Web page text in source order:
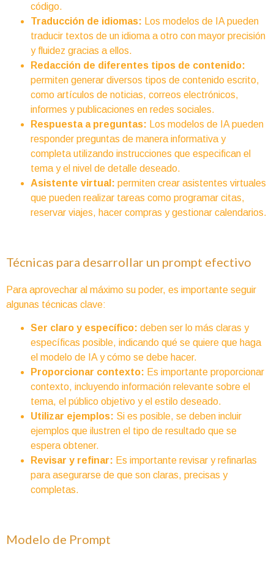
código.
Traducción de idiomas: Los modelos de IA pueden
traducir textos de un idioma a otro con mayor precisión
y fluidez gracias a ellos.
Redacción de diferentes tipos de contenido:
permiten generar diversos tipos de contenido escrito,
como artículos de noticias, correos electrónicos,
informes y publicaciones en redes sociales.
Respuesta a preguntas: Los modelos de IA pueden
responder preguntas de manera informativa y
completa utilizando instrucciones que especifican el
tema y el nivel de detalle deseado.
Asistente virtual: permiten crear asistentes virtuales
que pueden realizar tareas como programar citas,
reservar viajes, hacer compras y gestionar calendarios.
Técnicas para desarrollar un prompt efectivo
Para aprovechar al máximo su poder, es importante seguir
algunas técnicas clave:
Ser claro y específico: deben ser lo más claras y
específicas posible, indicando qué se quiere que haga
el modelo de IA y cómo se debe hacer.
Proporcionar contexto: Es importante proporcionar
contexto, incluyendo información relevante sobre el
tema, el público objetivo y el estilo deseado.
Utilizar ejemplos: Si es posible, se deben incluir
ejemplos que ilustren el tipo de resultado que se
espera obtener.
Revisar y refinar: Es importante revisar y refinarlas
para asegurarse de que son claras, precisas y
completas.
Modelo de Prompt